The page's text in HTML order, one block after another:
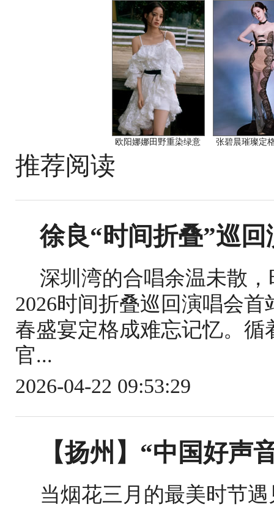
欧阳娜娜田野重染绿意 张碧晨璀璨定
推荐阅读
徐良“时间折叠”巡
深圳湾的合唱余温未散
2026时间折叠巡回演唱会
春盛宴定格成难忘记忆。
官...
2026-04-22 09:53:29
【扬州】“中国好声
当烟花三月的最美时节